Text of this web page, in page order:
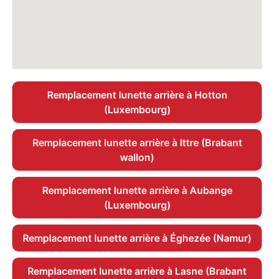
Remplacement lunette arrière à Hotton
(Luxembourg)
Remplacement lunette arrière à Ittre (Brabant
wallon)
Remplacement lunette arrière à Aubange
(Luxembourg)
Remplacement lunette arrière à Éghezée (Namur)
Remplacement lunette arrière à Lasne (Brabant